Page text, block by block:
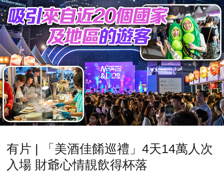
有片 | 「美酒佳餚巡禮」4天14萬人次
入場 財爺心情靚飲得杯落